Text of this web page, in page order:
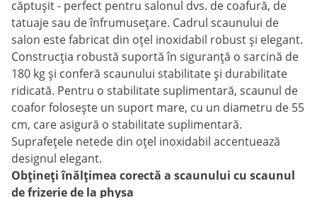
căptușit - perfect pentru salonul dvs. de coafură, de
tatuaje sau de înfrumusețare. Cadrul scaunului de
salon este fabricat din oțel inoxidabil robust și elegant.
Construcția robustă suportă în siguranță o sarcină de
180 kg și conferă scaunului stabilitate și durabilitate
ridicată. Pentru o stabilitate suplimentară, scaunul de
coafor folosește un suport mare, cu un diametru de 55
cm, care asigură o stabilitate suplimentară.
Suprafețele netede din oțel inoxidabil accentuează
designul elegant.
Obțineți înălțimea corectă a scaunului cu scaunul
de frizerie de la physa